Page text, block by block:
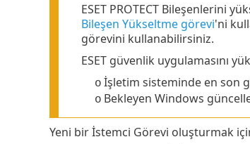
ESET PROTECT Bileşenlerini
Bileşen Yükseltme görevi'ni
görevini kullanabilirsiniz.
ESET güvenlik uygulamasını
o İşletim sisteminde en son
o Bekleyen Windows
Yeni bir İstemci Görevi oluşturmak